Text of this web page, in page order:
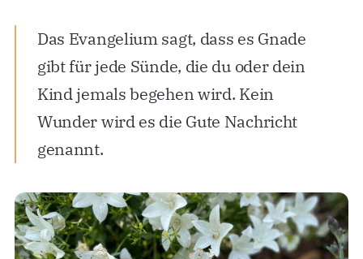
Das Evangelium sagt, dass es Gnade
gibt für jede Sünde, die du oder dein
Kind jemals begehen wird. Kein
Wunder wird es die Gute Nachricht
genannt.